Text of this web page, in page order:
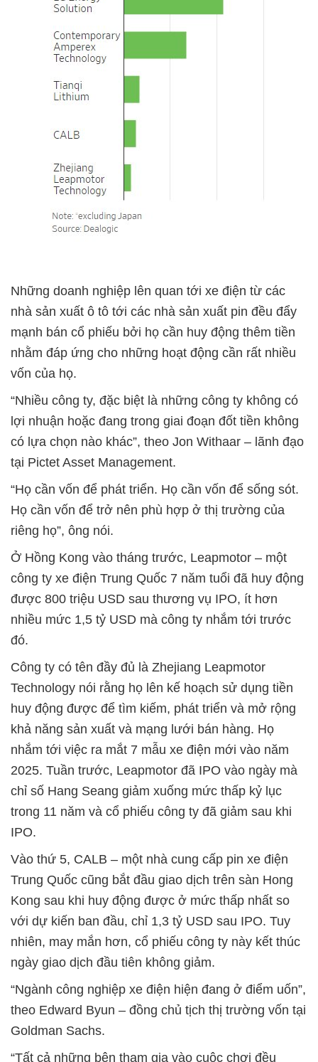
Những doanh nghiệp lên quan tới xe điện từ các
nhà sản xuất ô tô tới các nhà sản xuất pin đều đẩy
mạnh bán cổ phiếu bởi họ cần huy động thêm tiền
nhằm đáp ứng cho những hoạt động cần rất nhiều
vốn của họ.
“Nhiều công ty, đặc biệt là những công ty không có
lợi nhuận hoặc đang trong giai đoạn đốt tiền không
có lựa chọn nào khác”, theo Jon Withaar – lãnh đạo
tại Pictet Asset Management.
“Họ cần vốn để phát triển. Họ cần vốn để sống sót.
Họ cần vốn để trở nên phù hợp ở thị trường của
riêng họ”, ông nói.
Ở Hồng Kong vào tháng trước, Leapmotor – một
công ty xe điện Trung Quốc 7 năm tuổi đã huy động
được 800 triệu USD sau thương vụ IPO, ít hơn
nhiều mức 1,5 tỷ USD mà công ty nhắm tới trước
đó.
Công ty có tên đầy đủ là Zhejiang Leapmotor
Technology nói rằng họ lên kế hoạch sử dụng tiền
huy động được để tìm kiếm, phát triển và mở rộng
khả năng sản xuất và mạng lưới bán hàng. Họ
nhắm tới việc ra mắt 7 mẫu xe điện mới vào năm
2025. Tuần trước, Leapmotor đã IPO vào ngày mà
chỉ số Hang Seang giảm xuống mức thấp kỷ lục
trong 11 năm và cổ phiếu công ty đã giảm sau khi
IPO.
Vào thứ 5, CALB – một nhà cung cấp pin xe điện
Trung Quốc cũng bắt đầu giao dịch trên sàn Hong
Kong sau khi huy động được ở mức thấp nhất so
với dự kiến ban đầu, chỉ 1,3 tỷ USD sau IPO. Tuy
nhiên, may mắn hơn, cổ phiếu công ty này kết thúc
ngày giao dịch đầu tiên không giảm.
“Ngành công nghiệp xe điện hiện đang ở điểm uốn”,
theo Edward Byun – đồng chủ tịch thị trường vốn tại
Goldman Sachs.
“Tất cả những bên tham gia vào cuộc chơi đều